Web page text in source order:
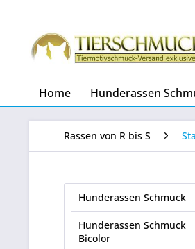
Home Hunderassen
Rassen von R bis S
Hunderassen Schmuck
Hunderassen Schmuck
Bicolor